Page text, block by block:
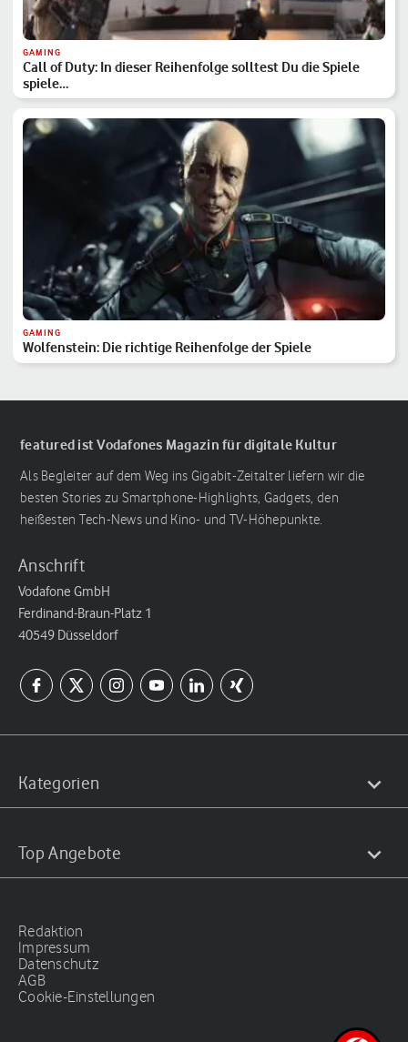
GAMING
Call of Duty: In dieser Reihenfolge solltest Du die Spiele
spiele…
GAMING
Wolfenstein: Die richtige Reihenfolge der Spiele
featured ist Vodafones Magazin für digitale Kultur
Als Begleiter auf dem Weg ins Gigabit-Zeitalter liefern wir die
besten Stories zu Smartphone-Highlights, Gadgets, den
heißesten Tech-News und Kino- und TV-Höhepunkte.
Anschrift
Vodafone GmbH
Ferdinand-Braun-Platz 1
40549 Düsseldorf
Kategorien
Top Angebote
Redaktion
Impressum
Datenschutz
AGB
Cookie-Einstellungen